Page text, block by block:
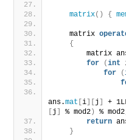
matrix() {
    matrix
{
matrix
for
(int
for
(
ans.mat [i][j ] +
[j ] % mod2)
%
return
}